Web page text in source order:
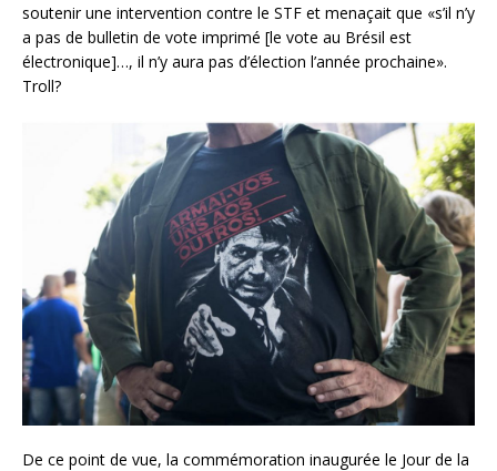
soutenir une intervention contre le STF et menaçait que «s’il n’y
a pas de bulletin de vote imprimé [le vote au Brésil est
électronique]…, il n’y aura pas d’élection l’année prochaine».
Troll?
De ce point de vue, la commémoration inaugurée le Jour de la